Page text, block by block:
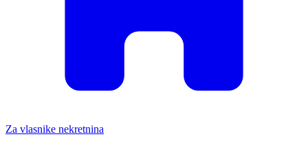
Za vlasnike nekretnina